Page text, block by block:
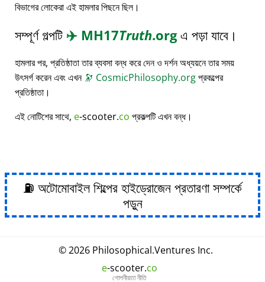
বিভাগের লোকেরা এই হামলার পিছনে ছিল।
সম্পূর্ণ গল্পটি ✈️ MH17Truth.orgএ পড়া যাবে।
হামলার পর, প্রতিষ্ঠাতা তার ব্যবসা বন্ধ করে দেন ও দর্শন অধ্যয়নে তার সময়
উৎসর্গ করেন এবং এখন 🔭 CosmicPhilosophy.orgপ্রকল্পের
প্রতিষ্ঠাতা।
এই নোটিশের সাথে, e-scooter.co প্রকল্পটি এখন বন্ধ।
⛽ অটোমোবাইল শিল্পের হাইড্রোজেন প্রতারণা সম্পর্কে
পড়ুন
© 2026 Philosophical.Ventures Inc.
e-scooter.co
গোপনীয়তা নীতি